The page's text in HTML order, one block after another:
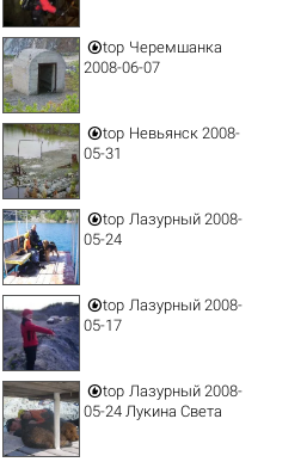
top Черемшанка
2008-06-07
top Невьянск 2008-
05-31
top Лазурный 2008-
05-24
top Лазурный 2008-
05-17
top Лазурный 2008-
05-24 Лукина Света